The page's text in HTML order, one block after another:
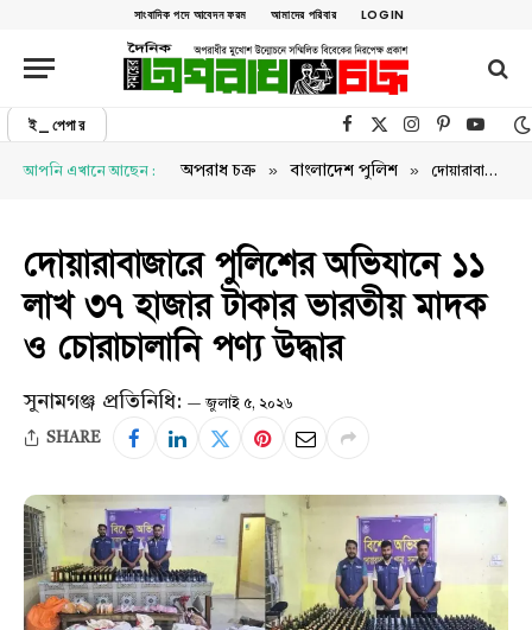
সাংবাদিক পদে আবেদন ফরম আমাদের পরিবার LOGIN
ই_পেপার Facebook
X (Twitter)Instagram
Pinterest
আপনি এখানে আছেন : অপরাধ চক্র » বাংলাদেশ পুলিশ » দোয়ারাবাজারে পুলিশের অভিযানে ১১ লাখ ৩৭ হাজার টাকার ভারতীয় মাদক ও চোরাচালানি পণ্য উদ্ধার
দোয়ারাবাজারে পুলিশের অভিযানে ১১
লাখ ৩৭ হাজার টাকার ভারতীয় মাদক
ও চোরাচালানি পণ্য উদ্ধার
সুনামগঞ্জ প্রতিনিধি: জুলাই ৫, ২০২৬
SHARE